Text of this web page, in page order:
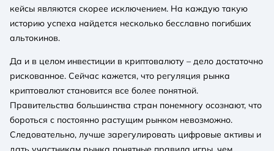
кейсы являются скорее исключением. На каждую такую
историю успеха найдется несколько бесславно погибших
альтокинов.
Да и в целом инвестиции в криптовалюту – дело достаточно
рискованное. Сейчас кажется, что регуляция рынка
криптовалют становится все более понятной.
Правительства большинства стран понемногу осознают, что
бороться с постоянно растущим рынком невозможно.
Следовательно, лучше зарегулировать цифровые активы и